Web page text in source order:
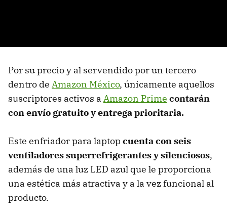
Por su precio y al servendido por un tercero
dentro de Amazon México, únicamente aquellos
suscriptores activos a Amazon Prime contarán
con envío gratuito y entrega prioritaria.
Este enfriador para laptopcuenta con seis
ventiladores superrefrigerantes y silenciosos,
además de una luz LED azul que le proporciona
una estética más atractiva y a la vez funcional al
producto.